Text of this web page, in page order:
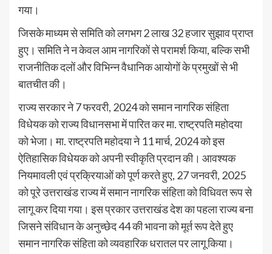
गया।
जिसके माध्यम से समिति को लगभग 2 लाख 32 हजार सुझाव प्राप्त
हुए। समिति ने न केवल आम नागरिकों से परामर्श किया, बल्कि सभी
राजनीतिक दलों और विभिन्न वैधानिक आयोगों के प्रमुखों से भी
बातचीत की।
राज्य सरकार ने 7 फरवरी, 2024 को समान नागरिक संहिता
विधेयक को राज्य विधानसभा में पारित कर मा. राष्ट्रपति महोदया
को भेजा। मा. राष्ट्रपति महोदया ने 11 मार्च, 2024 को इस
ऐतिहासिक विधेयक को अपनी स्वीकृति प्रदान की। आवश्यक
नियमावली एवं प्रक्रियाओं को पूर्ण करते हुए, 27 जनवरी, 2025
को पूरे उत्तराखंड राज्य में समान नागरिक संहिता को विधिवत रूप से
लागू कर दिया गया। इस प्रकार उत्तराखंड देश का पहला राज्य बना
जिसने संविधान के अनुच्छेद 44 की भावना को मूर्त रूप देते हुए
समान नागरिक संहिता को व्यवहारिक धरातल पर लागू किया।